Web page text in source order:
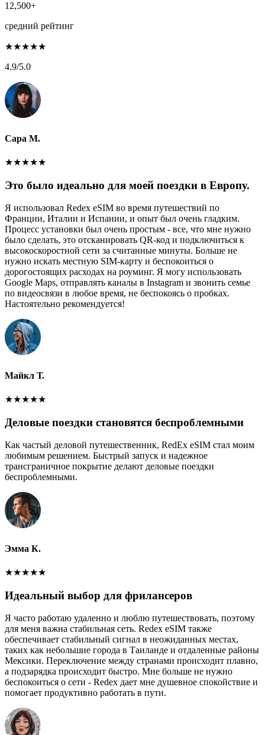
12,500+
средний рейтинг
★★★★★
4.9/5.0
Сара М.
★★★★★
Это было идеально для моей поездки в Европу.
Я использовал Redex eSIM во время путешествий по
Франции, Италии и Испании, и опыт был очень гладким.
Процесс установки был очень простым - все, что мне нужно
было сделать, это отсканировать QR-код и подключиться к
высокоскоростной сети за считанные минуты. Больше не
нужно искать местную SIM-карту и беспокоиться о
дорогостоящих расходах на роуминг. Я могу использовать
Google Maps, отправлять каналы в Instagram и звонить семье
по видеосвязи в любое время, не беспокоясь о пробках.
Настоятельно рекомендуется!
Майкл Т.
★★★★★
Деловые поездки становятся беспроблемными
Как частый деловой путешественник, RedEx eSIM стал моим
любимым решением. Быстрый запуск и надежное
трансграничное покрытие делают деловые поездки
беспроблемными.
Эмма К.
★★★★★
Идеальный выбор для фрилансеров
Я часто работаю удаленно и люблю путешествовать, поэтому
для меня важна стабильная сеть. Redex eSIM также
обеспечивает стабильный сигнал в неожиданных местах,
таких как небольшие города в Таиланде и отдаленные районы
Мексики. Переключение между странами происходит плавно,
а подзарядка происходит быстро. Мне больше не нужно
беспокоиться о сети - Redex дает мне душевное спокойствие и
помогает продуктивно работать в пути.